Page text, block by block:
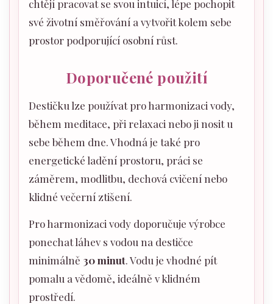
chtějí pracovat se svou intuicí, lépe pochopit
své životní směřování a vytvořit kolem sebe
prostor podporující osobní růst.
Doporučené použití
Destičku lze používat pro harmonizaci vody,
během meditace, při relaxaci nebo ji nosit u
sebe během dne. Vhodná je také pro
energetické ladění prostoru, práci se
záměrem, modlitbu, dechová cvičení nebo
klidné večerní ztišení.
Pro harmonizaci vody doporučuje výrobce
ponechat láhev s vodou na destičce
minimálně 30 minut. Vodu je vhodné pít
pomalu a vědomě, ideálně v klidném
prostředí.